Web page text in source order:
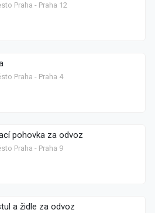
Praha - Praha 12
Praha - Praha 4
pohovka za odvoz
Praha - Praha 9
a židle za odvoz